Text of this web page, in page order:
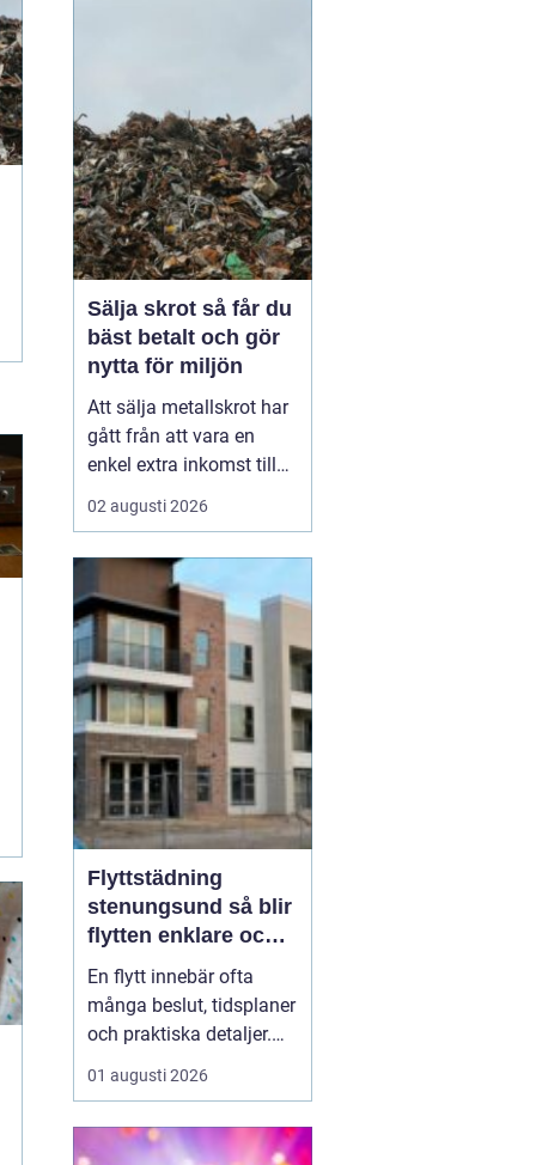
Sälja skrot så får du
bäst betalt och gör
nytta för miljön
Att sälja metallskrot har
gått från att vara en
enkel extra inkomst till
att bli en viktig del av
omställningen till ett mer
Privatpersoner, lantbruk,
byggföretag och
industrin sitter ofta på
stora mängder oanvänt
material. Genom <...
02 augusti 2026
Flyttstädning
stenungsund så blir
flytten enklare och
mer trygg
En flytt innebär ofta
många beslut, tidsplaner
och praktiska detaljer.
Mitt i allt hamnar
flyttstädningen som ett
hyresvärdar, mäklare och
01 augusti 2026